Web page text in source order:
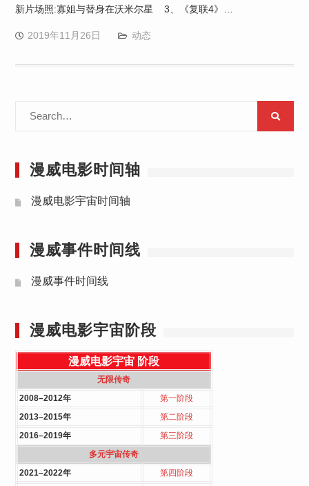
新片场照:寡姐与替身在沃米尔星 ​​​​ 3、《复联4》…
2019年11月26日 动态
漫威电影时间轴
漫威电影宇宙时间轴
漫威事件时间线
漫威事件时间线
漫威电影宇宙阶段
漫威电影宇宙 阶段
无限传奇
2008–2012年
第一阶段
2013–2015年
第二阶段
2016–2019年
第三阶段
多元宇宙传奇
2021–2022年
第四阶段